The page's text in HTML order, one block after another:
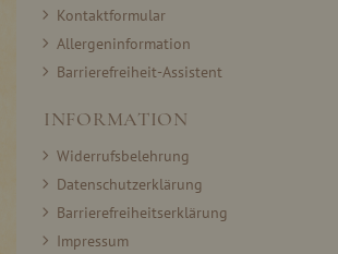
Kontaktformular
Allergeninformation
Barrierefreiheit-Assistent
INFORMATION
Widerrufsbelehrung
Datenschutzerklärung
Barrierefreiheitserklärung
Impressum